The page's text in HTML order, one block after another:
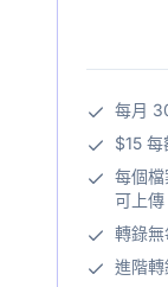
每月
$15
每個
可上傳
轉錄
進階轉